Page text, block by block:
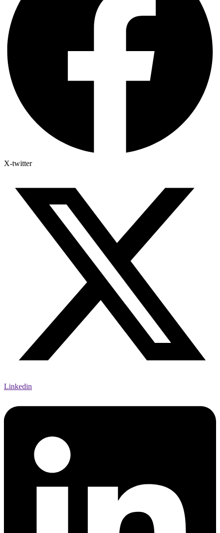
X-twitter
Linkedin